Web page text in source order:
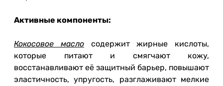
Активные компоненты:
Кокосовое маслосодержит жирные кислоты,
которые питают и смягчают кожу,
восстанавливают её защитный барьер, повышают
эластичность, упругость, разглаживают мелкие